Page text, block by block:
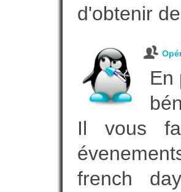
d'obtenir
En
Il vous
french